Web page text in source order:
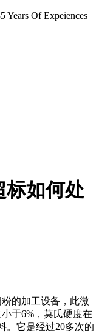
Years Of Expeiences
标如何处
的加工设备，此微
于6%，莫氏硬度在
。它是经过20多次的